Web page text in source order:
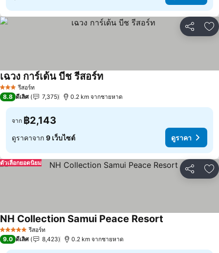
แชร์ เ
3 ดาว รีสอร์ท
เฉวง การ์เด้น บีช รีสอร์ท
8.8 ดีเลิศ 7,375 0.2 km จากชายหาด
จาก ฿2,143
ดูราคาจาก 9 เว็บไซต์ ดูราคา
แชร์ เ
ตัวเลือกยอดนิยม
5 ดาว รีสอร์ท
NH Collection Samui Peace Resort
9.0 ดีเลิศ 8,423 0.2 km จากชายหาด